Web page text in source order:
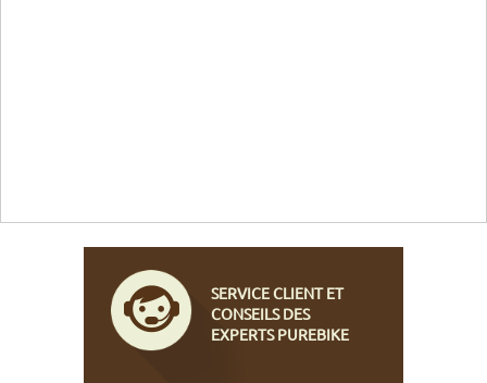
SERVICE CLIENT ET
CONSEILS DES
EXPERTS PUREBIKE